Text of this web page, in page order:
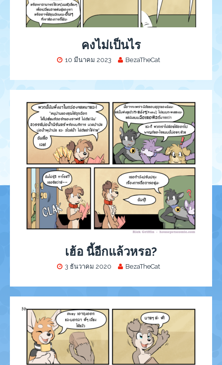
คงไม่เป็นไร
10 มีนาคม 2023 BezaTheCat
เฮ้อ นี้อีกแล้วหรอ?
3 ธันวาคม 2020 BezaTheCat